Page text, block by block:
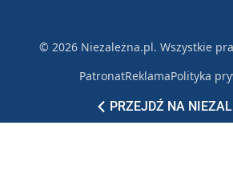
PRZEJDŹ NA
© 2026 Niezależna.pl. Wszystkie
PatronatReklamaPolityka